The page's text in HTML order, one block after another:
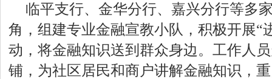
临平支行、金华分行、嘉兴分行等多
角，组建专业金融宣教小队，积极开展“
动，将金融知识送到群众身边。工作人
铺，为社区居民和商户讲解金融知识，